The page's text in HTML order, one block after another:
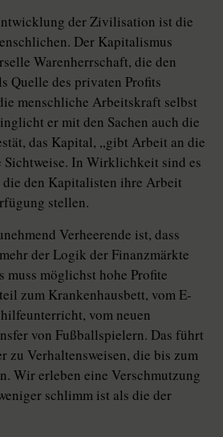
der Zivilisation ist die
Der Kapitalismus
Warenherrschaft, die den
Quelle des privaten Profits
menschliche Arbeitskraft selbst
er mit den Sachen auch die
das Kapital, „gibt Arbeit an die
Sichtweise. In Wirklichkeit sind es
den Kapitalisten ihre Arbeit
stellen.
Verheerende ist, dass
der Logik der Finanzmärkte
möglichst hohe Profite
zum Krankenhausbett, vom E-
vom neuen
von Fußballspielern. Das führt
zu Verhaltensweisen, die bis zum
Wir erleben eine Verschmutzung
schlimm ist als die der